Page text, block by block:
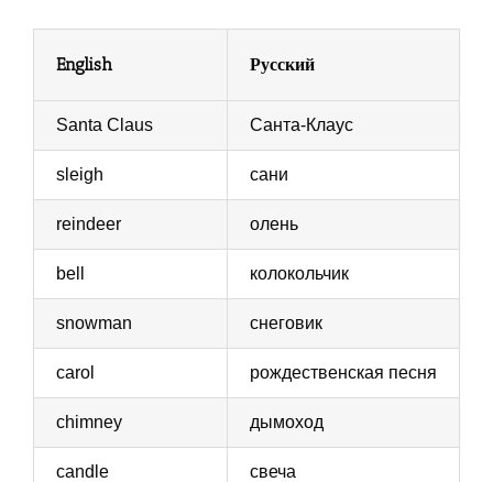
English Русский
Santa Claus Санта-Клаус
sleigh сани
reindeer олень
bell колокольчик
snowman снеговик
carol рождественская песня
chimney дымоход
candle свеча